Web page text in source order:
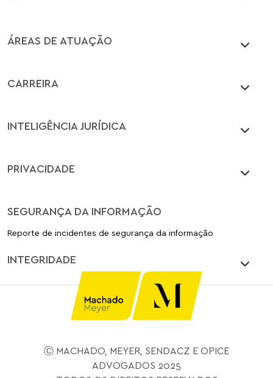
ÁREAS DE ATUAÇÃO
CARREIRA
INTELIGÊNCIA JURÍDICA
PRIVACIDADE
SEGURANÇA DA INFORMAÇÃO
Reporte de incidentes de segurança da informação
INTEGRIDADE
Ⓒ MACHADO, MEYER, SENDACZ E OPICE
ADVOGADOS 2025